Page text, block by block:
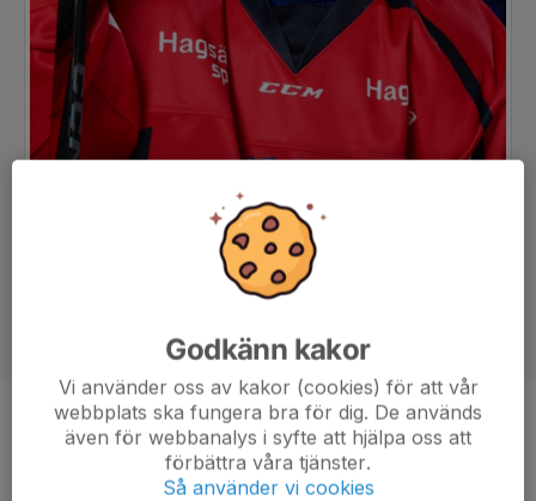
Position
-
12 år
Godkänn kakor
Vi använder oss av kakor (cookies) för att vår
webbplats ska fungera bra för dig. De används
även för webbanalys i syfte att hjälpa oss att
förbättra våra tjänster.
Så använder vi cookies